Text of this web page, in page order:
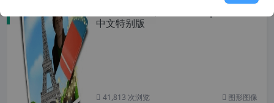
中文特别版
41,813 次浏览 图形图像